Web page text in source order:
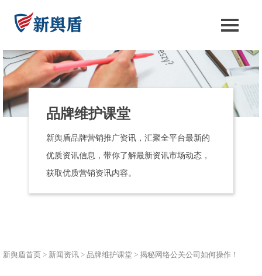
品牌维护课堂
新舆盾品牌营销推广资讯，汇聚全平台最新的
优质资讯信息，带你了解最新资讯市场动态，
获取优质营销资讯内容。
新舆盾首页 > 新闻资讯 > 品牌维护课堂 > 揭秘网络公关公司如何操作！